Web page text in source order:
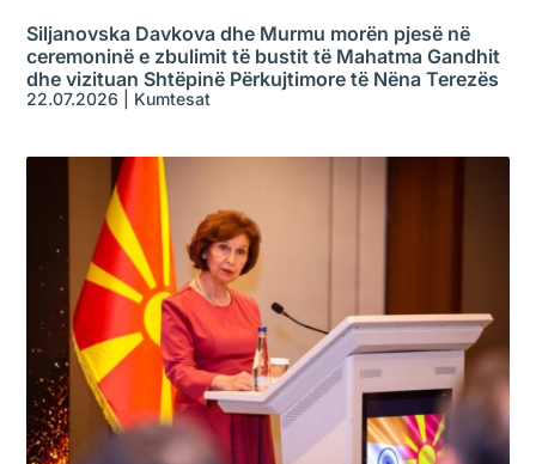
Siljanovska Davkova dhe Murmu morën pjesë në
ceremoninë e zbulimit të bustit të Mahatma Gandhit
dhe vizituan Shtëpinë Përkujtimore të Nëna Terezës
22.07.2026 Kumtesat